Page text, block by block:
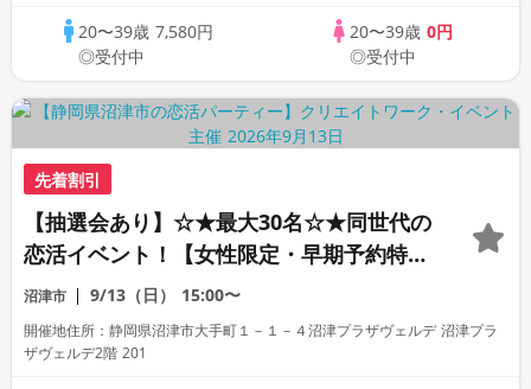
20〜39歳 7,580円
◎受付中
20〜39歳 0円
◎受付中
先着割引
【抽選会あり】☆★最大30名☆★同世代の
恋活イベント！【女性限定・早期予約特
典】
沼津市 9/13（日） 15:00〜
開催地住所：静岡県沼津市大手町１－１－４沼津プラザヴェルデ 沼津プラ
ザヴェルデ2階 201